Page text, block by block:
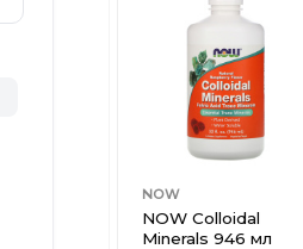
Добавить
Вишлист
NOW
NOW Colloidal
Minerals 946 мл